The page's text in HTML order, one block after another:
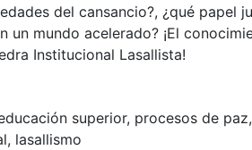
del cansancio?, ¿qué papel
un mundo acelerado? ¡El
Institucional Lasallista!
superior, procesos de paz,
, lasallismo